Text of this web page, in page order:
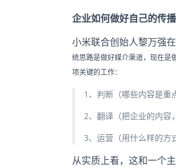
企业如何做好自己的传播
小米联合创始人黎万强
统思路是做好媒介渠道，现在是
项关键的工作：
1、判断（哪些内容是重
2、翻译（把企业的内容
3、运营（用什么样的方
从实质上看，这和一个